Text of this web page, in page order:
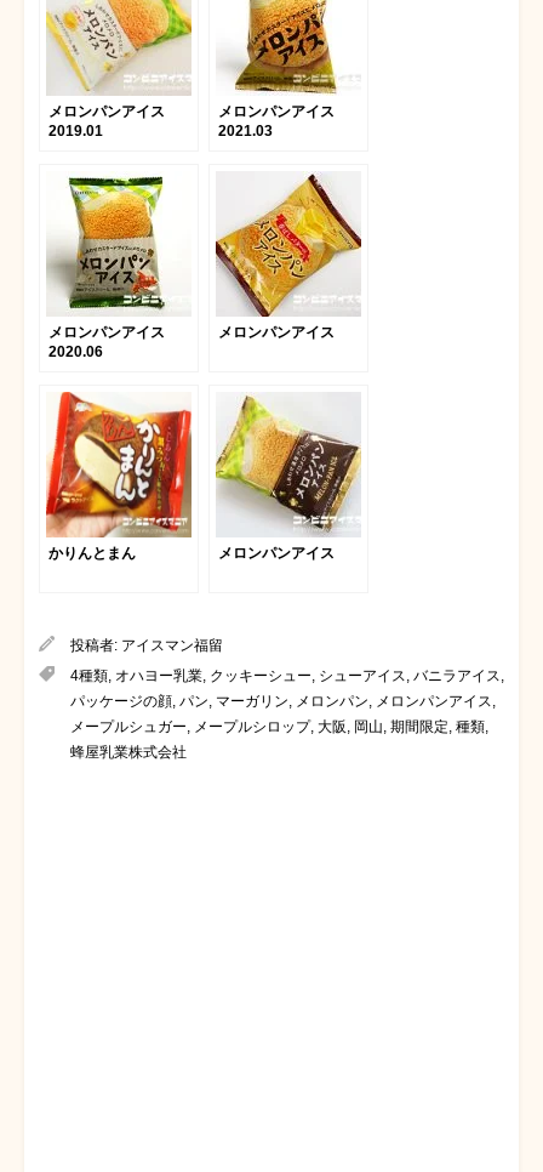
メロンパンアイス
2019.01
メロンパンアイス
2021.03
メロンパンアイス
2020.06
メロンパンアイス
かりんとまん メロンパンアイス
投稿者: アイスマン福留
4種類, オハヨー乳業, クッキーシュー, シューアイス, バニラアイス,
パッケージの顔, パン, マーガリン, メロンパン, メロンパンアイス,
メープルシュガー, メープルシロップ, 大阪 , 岡山, 期間限定, 種類,
蜂屋乳業株式会社